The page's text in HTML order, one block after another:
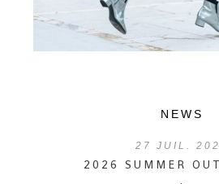
NEWS
27 JUIL.
2026 SUMMER